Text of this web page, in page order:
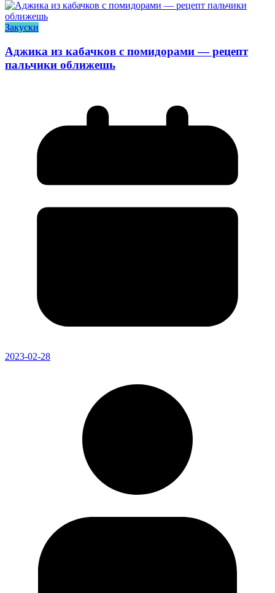
Закуски
Аджика из кабачков с помидорами — рецепт
пальчики оближешь
2023-02-28